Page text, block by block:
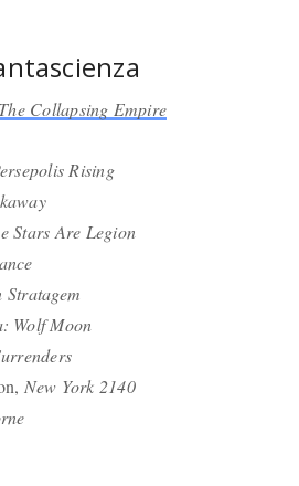
The Collapsing Empire
Rising
Stars Are Legion
Stratagem
Wolf Moon
New York 2140